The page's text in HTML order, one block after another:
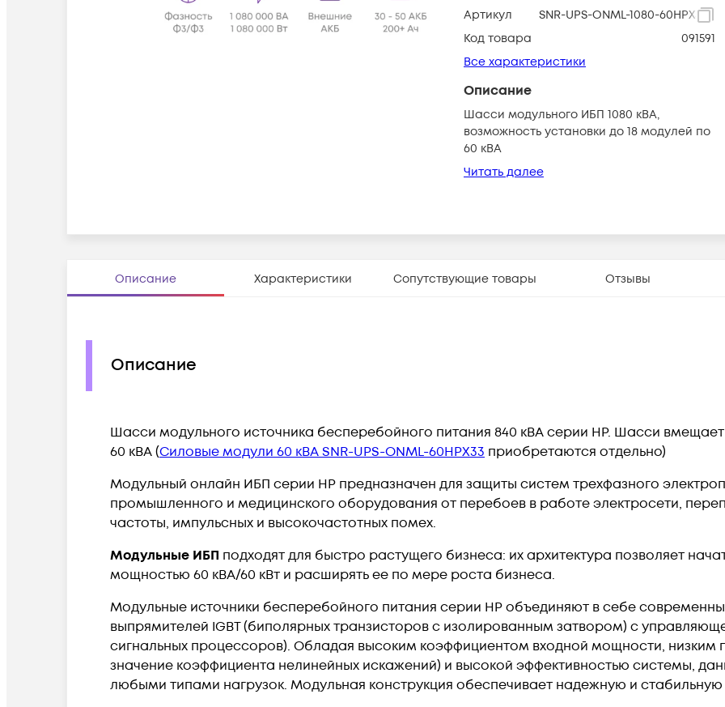
Артикул
SNR-UPS-ONML-1080-60HPX33
Код товара
091591
Все характеристики
Описание
Шасси модульного ИБП 1080 кВА,
возможность установки до 18 модулей по
60 кВА
Читать далее
Описание Характеристики Сопутствующие товары Отзывы
Описание
Шасси модульного источника бесперебойного питания 840 кВА серии HP. Шасси
60 кВА (Силовые модули 60 кВА SNR-UPS-ONML-60HPX33 приобретаются отдельно)
Модульный онлайн ИБП серии HP предназначен для защиты систем трехфазного
промышленного и медицинского оборудования от перебоев в работе электросети,
частоты, импульсных и высокочастотных помех.
Модульные ИБП подходят для быстро растущего бизнеса: их архитектура позволяет
мощностью 60 кВА/60 кВт и расширять ее по мере роста бизнеса.
Модульные источники бесперебойного питания серии HP объединяют в себе
выпрямителей IGBT (биполярных транзисторов с изолированным затвором) с
сигнальных процессоров). Обладая высоким коэффициентом входной мощности, низким
значение коэффициента нелинейных искажений) и высокой эффективностью системы,
любыми типами нагрузок. Модульная конструкция обеспечивает надежную и